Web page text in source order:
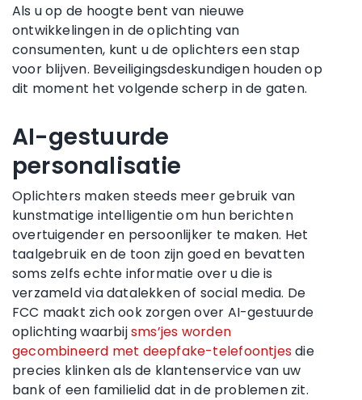
Als u op de hoogte bent van nieuwe
ontwikkelingen in de oplichting van
consumenten, kunt u de oplichters een stap
voor blijven. Beveiligingsdeskundigen houden op
dit moment het volgende scherp in de gaten.
AI-gestuurde
personalisatie
Oplichters maken steeds meer gebruik van
kunstmatige intelligentie om hun berichten
overtuigender en persoonlijker te maken. Het
taalgebruik en de toon zijn goed en bevatten
soms zelfs echte informatie over u die is
verzameld via datalekken of social media. De
FCC maakt zich ook zorgen over AI-gestuurde
oplichting waarbijsms’jes worden
gecombineerd met deepfake-telefoontjesdie
precies klinken als de klantenservice van uw
bank of een familielid dat in de problemen zit.